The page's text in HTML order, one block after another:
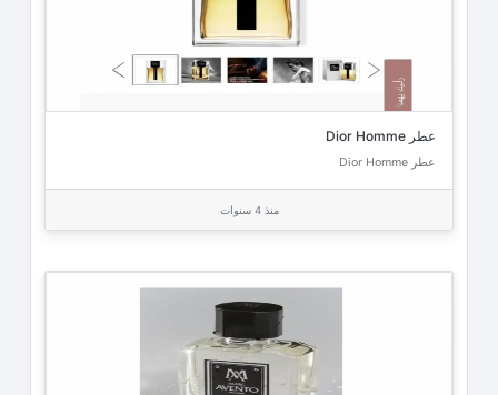
عطر Dior Homme
عطر Dior Homme
منذ 4 سنوات